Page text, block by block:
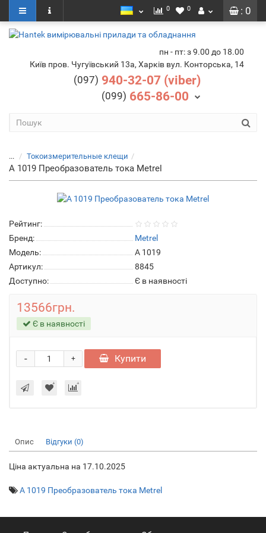
: 0
0 0
пн - пт: з 9.00 до 18.00
Київ пров. Чугуївський 13а, Харків вул. Конторська, 14
(097) 940-32-07 (viber)
(099) 665-86-00
... Токоизмерительные клещи
A 1019 Преобразователь тока Metrel
Рейтинг:
Бренд:
Metrel
Модель:
A 1019
Артикул:
8845
Доступно:
Є в наявності
13566грн.
Є в наявності
+
- Купити
Опис Відгуки (0)
Ціна актуальна на 17.10.2025
A 1019 Преобразователь тока Metrel